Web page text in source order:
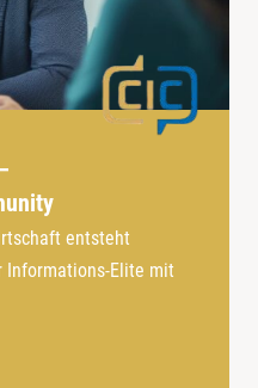
entsteht
Informations-Elite mit